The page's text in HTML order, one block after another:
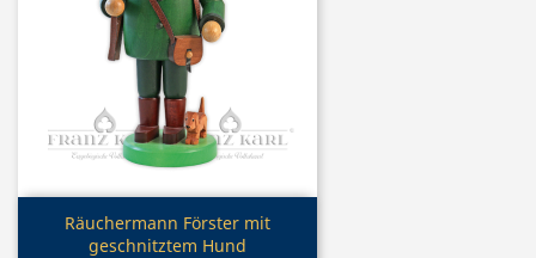
Vorschau
Räuchermann Förster mit
geschnitztem Hund